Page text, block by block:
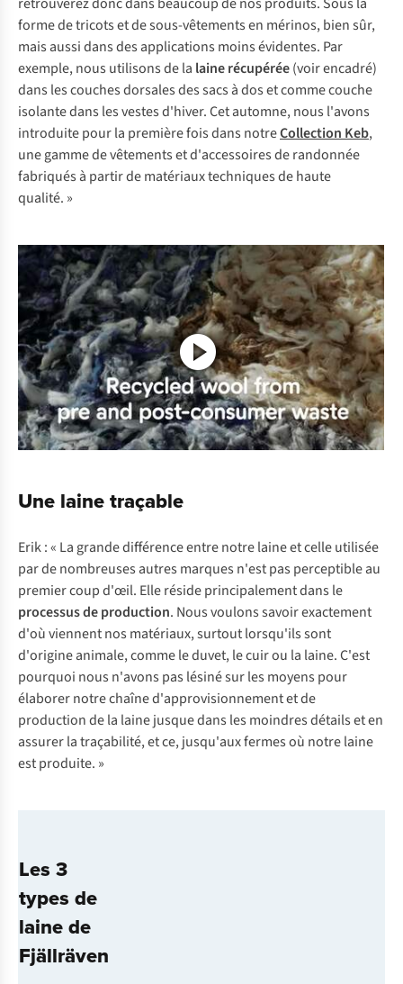
forme de tricots et de sous-vêtements en mérinos, bien sûr,
mais aussi dans des applications moins évidentes. Par
exemple, nous utilisons de la laine récupérée(voir encadré)
dans les couches dorsales des sacs à dos et comme couche
isolante dans les vestes d'hiver. Cet automne, nous l'avons
introduite pour la première fois dans notreCollection Keb,
une gamme de vêtements et d'accessoires de randonnée
fabriqués à partir de matériaux techniques de haute
qualité. »
Une laine traçable
Erik : « La grande différence entre notre laine et celle utilisée
par de nombreuses autres marques n'est pas perceptible au
premier coup d'œil. Elle réside principalement dans le
processus de production. Nous voulons savoir exactement
d'où viennent nos matériaux, surtout lorsqu'ils sont
d'origine animale, comme le duvet, le cuir ou la laine. C'est
pourquoi nous n'avons pas lésiné sur les moyens pour
élaborer notre chaîne d'approvisionnement et de
production de la laine jusque dans les moindres détails et en
assurer la traçabilité, et ce, jusqu'aux fermes où notre laine
est produite. »
Les 3
types de
laine de
Fjällräven